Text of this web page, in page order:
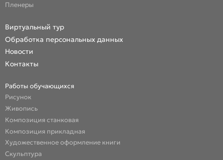
Пленеры
Виртуальный тур
Обработка персональных данных
Новости
Контакты
Работы обучающихся
Рисунок
Живопись
Композиция станковая
Композиция прикладная
Художественное оформление книги
Скульптура